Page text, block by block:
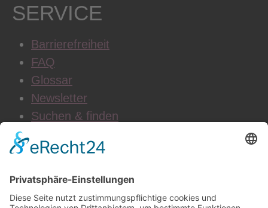
SERVICE
Barrierefreiheit
FAQ
Glossar
Newsletter
Suchen & finden
WEITERE INFOS
Datenschutz